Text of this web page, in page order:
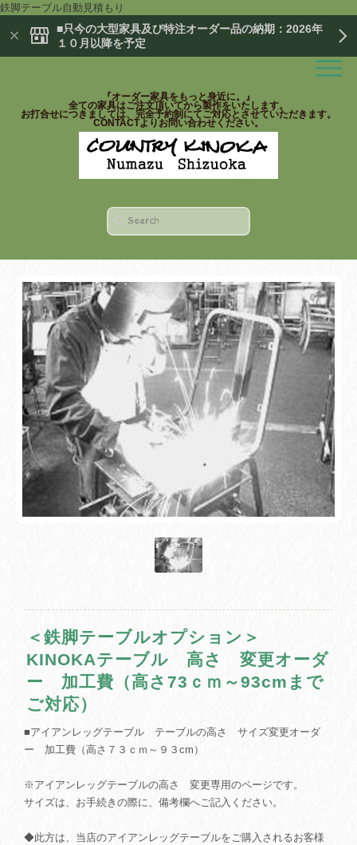
鉄脚テーブル自動見積もり
■只今の大型家具及び特注オーダー品の納期：2026年
１０月以降を予定
『オーダー家具をもっと身近に。』
全ての家具はご注文頂いてから製作をいたします。
お打合せにつきましては、完全予約制にてご対応とさせていただきます。
CONTACTよりお問い合わせください。
＜鉄脚テーブルオプション＞
KINOKAテーブル 高さ 変更オーダ
ー 加工費（高さ73ｃｍ～93cmまで
ご対応）
■アイアンレッグテーブル テーブルの高さ サイズ変更オーダ
ー 加工費（高さ７３ｃｍ～９３cm）
※アイアンレッグテーブルの高さ 変更専用のページです。
サイズは、お手続きの際に、備考欄へご記入ください。
◆此方は、当店のアイアンレッグテーブルをご購入されるお客様